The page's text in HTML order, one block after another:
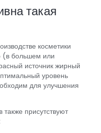
такая
косметики
(в большем или
источник жирный
уровень
для улучшения
также присутствуют